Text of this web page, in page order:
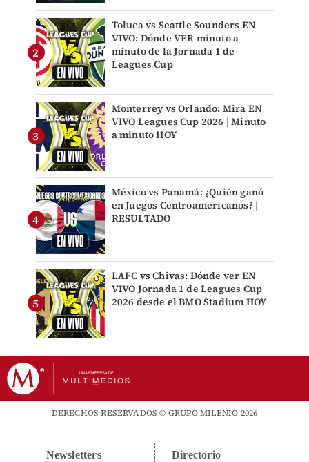
Toluca vs Seattle Sounders EN
VIVO: Dónde VER minuto a
minuto de la Jornada 1 de
Leagues Cup
Monterrey vs Orlando: Mira EN
VIVO Leagues Cup 2026 | Minuto
a minuto HOY
México vs Panamá: ¿Quién ganó
en Juegos Centroamericanos? |
RESULTADO
LAFC vs Chivas: Dónde ver EN
VIVO Jornada 1 de Leagues Cup
2026 desde el BMO Stadium HOY
DERECHOS RESERVADOS © GRUPO MILENIO 2026
Newsletters Directorio